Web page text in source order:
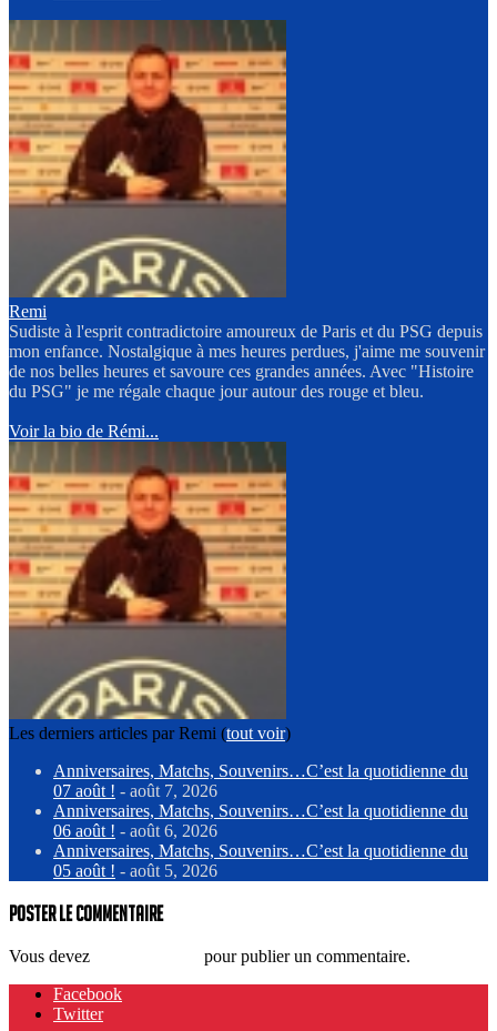
Remi
Sudiste à l'esprit contradictoire amoureux de Paris et du PSG depuis
mon enfance. Nostalgique à mes heures perdues, j'aime me souvenir
de nos belles heures et savoure ces grandes années. Avec "Histoire
du PSG" je me régale chaque jour autour des rouge et bleu.
Voir la bio de Rémi...
Les derniers articles par Remi (tout voir)
Anniversaires, Matchs, Souvenirs…C’est la quotidienne du
07 août ! - août 7, 2026
Anniversaires, Matchs, Souvenirs…C’est la quotidienne du
06 août ! - août 6, 2026
Anniversaires, Matchs, Souvenirs…C’est la quotidienne du
05 août ! - août 5, 2026
Poster le commentaire
Vous devez
pour publier un commentaire.
Facebook
Twitter